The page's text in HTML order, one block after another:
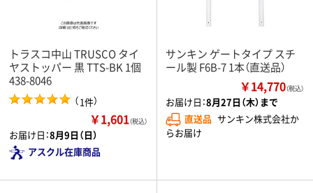
トラスコ中山 TRUSCO タイ
ヤストッパー 黒 TTS-BK 1個
438-8046
（1件）
￥1,601（税込）
お届け日：8月9日（日）
アスクル在庫商品
サンキン ゲートタイプ スチ
ール製 F6B-7 1本（直送品）
￥14,770（税込）
お届け日：8月27日（木）まで
直送品 サンキン株式会社か
らお届け